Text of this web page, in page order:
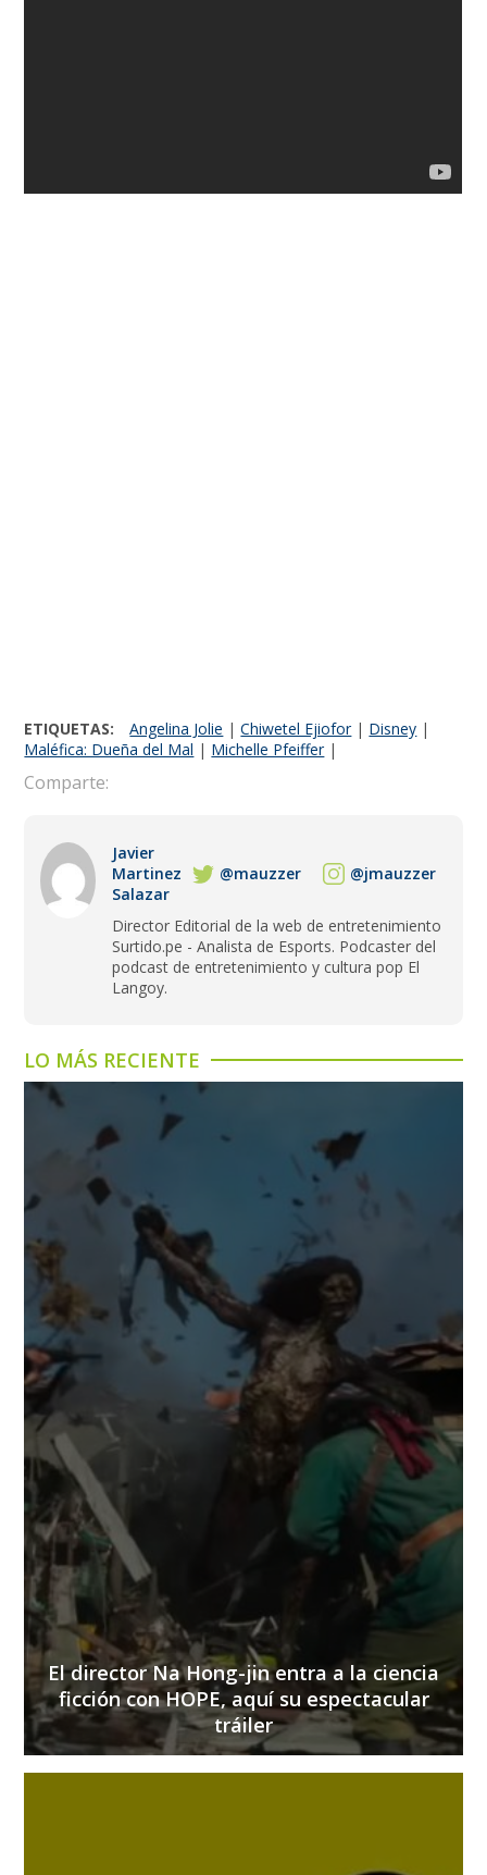
ETIQUETAS: Angelina Jolie |Chiwetel Ejiofor| Disney |
Maléfica: Dueña del Mal | Michelle Pfeiffer|
Comparte:
Javier
Martinez
Salazar
@mauzzer @jmauzzer
Director Editorial de la web de entretenimiento
Surtido.pe - Analista de Esports. Podcaster del
podcast de entretenimiento y cultura pop El
Langoy.
LO MÁS RECIENTE
El director Na Hong-jin entra a la ciencia
ficción con HOPE, aquí su espectacular
tráiler